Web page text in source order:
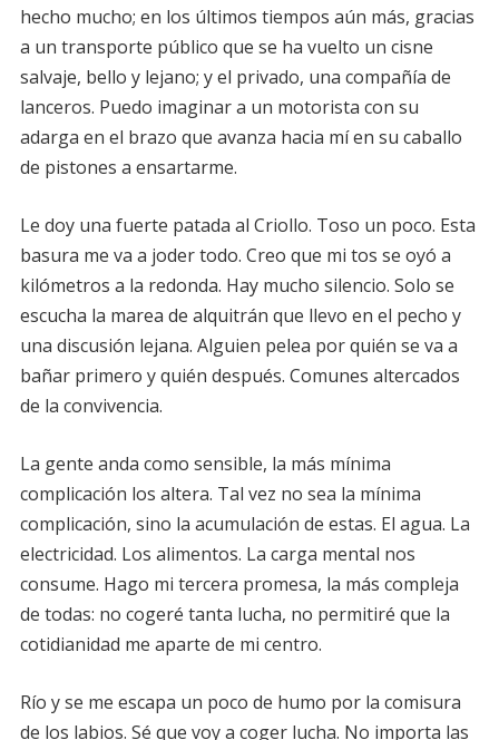
hecho mucho; en los últimos tiempos aún más, gracias
a un transporte público que se ha vuelto un cisne
salvaje, bello y lejano; y el privado, una compañía de
lanceros. Puedo imaginar a un motorista con su
adarga en el brazo que avanza hacia mí en su caballo
de pistones a ensartarme.
Le doy una fuerte patada al Criollo. Toso un poco. Esta
basura me va a joder todo. Creo que mi tos se oyó a
kilómetros a la redonda. Hay mucho silencio. Solo se
escucha la marea de alquitrán que llevo en el pecho y
una discusión lejana. Alguien pelea por quién se va a
bañar primero y quién después. Comunes altercados
de la convivencia.
La gente anda como sensible, la más mínima
complicación los altera. Tal vez no sea la mínima
complicación, sino la acumulación de estas. El agua. La
electricidad. Los alimentos. La carga mental nos
consume. Hago mi tercera promesa, la más compleja
de todas: no cogeré tanta lucha, no permitiré que la
cotidianidad me aparte de mi centro.
Río y se me escapa un poco de humo por la comisura
de los labios. Sé que voy a coger lucha. No importa las